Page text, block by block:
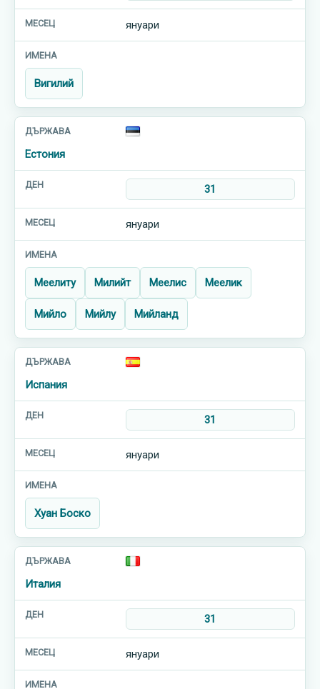
януари
Вигилий
Естония
31
януари
Мeeлиту Милийт Меелис Мeeлик
Мийло Мийлу Мийланд
Испания
31
януари
Хуан Боско
Италия
31
януари